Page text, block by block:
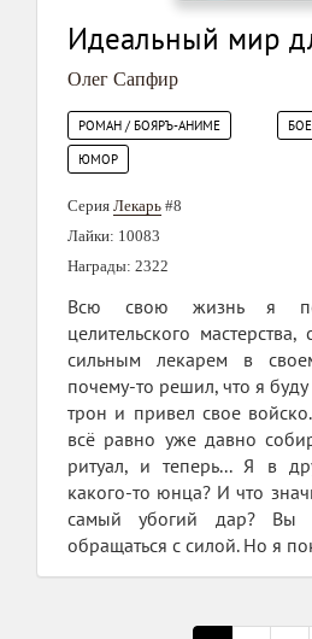
Идеальный мир
Олег Сапфир
РОМАН / БОЯРЪ-АНИМЕ
ЮМОР
Серия Лекарь #8
Лайки: 10083
Награды: 2322
Всю свою жизнь я
целительского
сильным лекарем в
почему-то решил, что я буду
трон и привел свое
всё равно уже давно
ритуал, и теперь... Я в
какого-то юнца? И что
самый убогий дар? Вы
обращаться с силой. Но я